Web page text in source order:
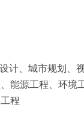
计、城市规划、
能源工程、环境
程